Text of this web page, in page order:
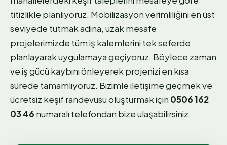
titizlikle planlıyoruz. Mobilizasyon verimliliğini en üst
seviyede tutmak adına, uzak mesafe
projelerimizde tüm iş kalemlerini tek seferde
planlayarak uygulamaya geçiyoruz. Böylece zaman
ve iş gücü kaybını önleyerek projenizi en kısa
sürede tamamlıyoruz. Bizimle iletişime geçmek ve
ücretsiz keşif randevusu oluşturmak için 0506 162
03 46 numaralı telefondan bize ulaşabilirsiniz.